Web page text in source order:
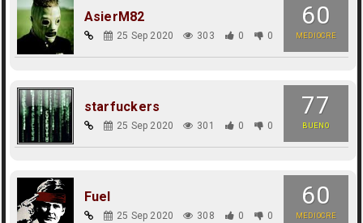
60
MEDIOCRE
AsierM82
25 Sep 2020 303 0 0
77
BUENO
starfuckers
25 Sep 2020 301 0 0
60
MEDIOCRE
Fuel
25 Sep 2020 308 0 0